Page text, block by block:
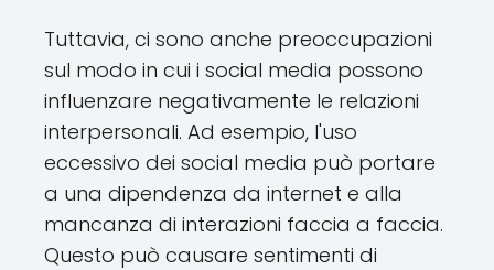
Tuttavia, ci sono anche preoccupazioni
sul modo in cui i social media possono
influenzare negativamente le relazioni
interpersonali. Ad esempio, l'uso
eccessivo dei social media può portare
a una dipendenza da internet e alla
mancanza di interazioni faccia a faccia.
Questo può causare sentimenti di